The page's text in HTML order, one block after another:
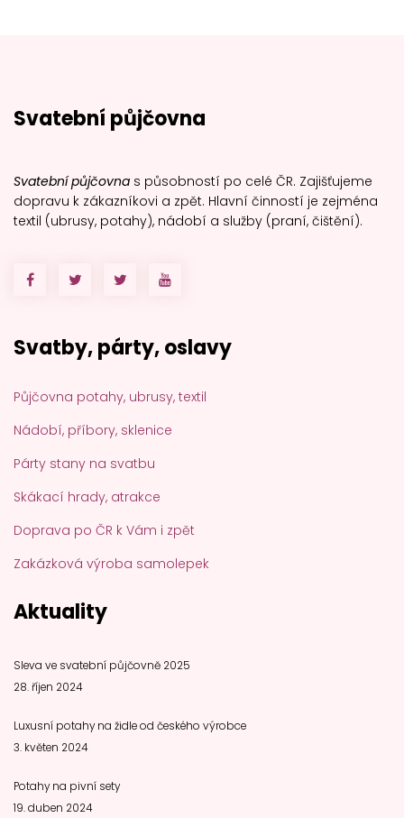
Svatební půjčovna
Svatební půjčovna s působností po celé ČR. Zajišťujeme
dopravu k zákazníkovi a zpět. Hlavní činností je zejména
textil (ubrusy, potahy), nádobí a služby (praní, čištění).
Svatby, párty, oslavy
Půjčovna potahy, ubrusy, textil
Nádobí, příbory, sklenice
Párty stany na svatbu
Skákací hrady, atrakce
Doprava po ČR k Vám i zpět
Zakázková výroba samolepek
Aktuality
Sleva ve svatební půjčovně 2025
28. říjen 2024
Luxusní potahy na židle od českého výrobce
3. květen 2024
Potahy na pivní sety
19. duben 2024